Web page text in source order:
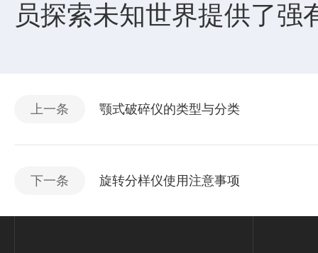
员探索未知世界提供了强
上一条 颚式破碎仪的类型与分类
下一条 旋转分样仪使用注意事项